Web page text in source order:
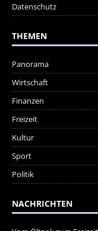
Datenschutz
THEMEN
Panorama
Wirtschaft
Finanzen
Freizeit
Kultur
Sport
Politik
NACHRICHTEN